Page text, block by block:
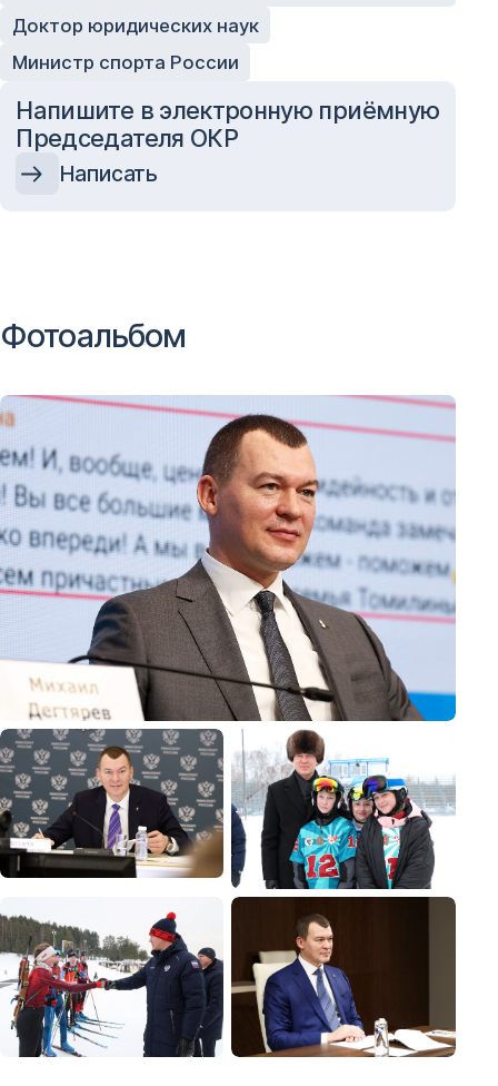
Доктор юридических наук
Министр спорта России
Напишите в электронную приёмную
Председателя ОКР
Написать
Фотоальбом